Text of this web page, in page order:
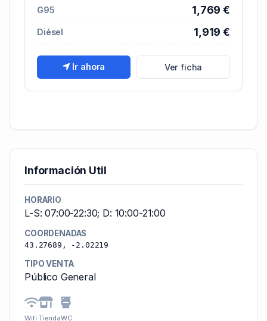
G95 1,769 €
Diésel 1,919 €
Ir ahora Ver ficha
Información Util
HORARIO
L-S: 07:00-22:30; D: 10:00-21:00
COORDENADAS
43.27689, -2.02219
TIPO VENTA
Público General
Wifi TiendaWC